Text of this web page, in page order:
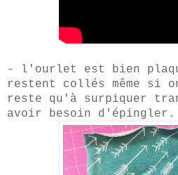
- l'ourlet est bien
restent collés même
reste qu'à surpiquer
avoir besoin d'épingler.